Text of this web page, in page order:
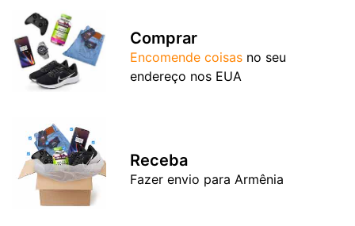
Comprar
Encomende coisas no seu
endereço nos EUA
Receba
Fazer envio para Armênia